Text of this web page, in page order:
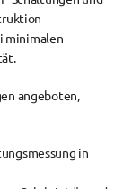
minimalen
angeboten,
in